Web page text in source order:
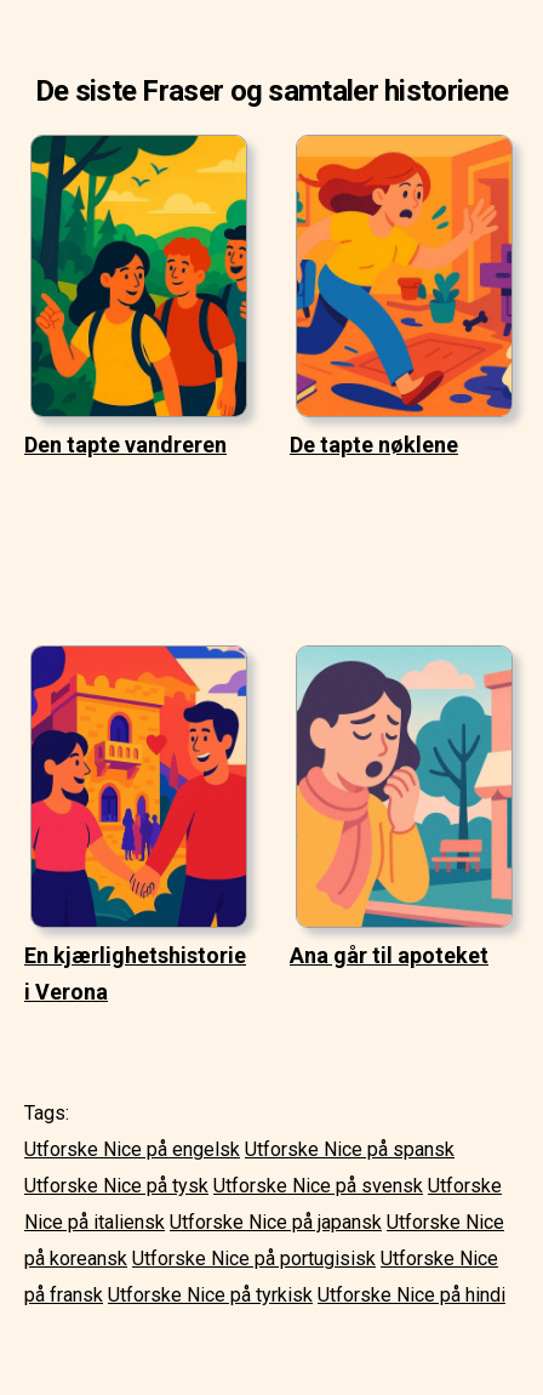
De siste Fraser og samtaler historiene
Den tapte vandreren De tapte nøklene
En kjærlighetshistorie
i Verona
Ana går til apoteket
Tags:
Utforske Nice på engelsk Utforske Nice på spansk
Utforske Nice på tysk Utforske Nice på svensk Utforske
Nice på italiensk Utforske Nice på japansk Utforske Nice
på koreansk Utforske Nice på portugisisk Utforske Nice
på fransk Utforske Nice på tyrkisk Utforske Nice på hindi